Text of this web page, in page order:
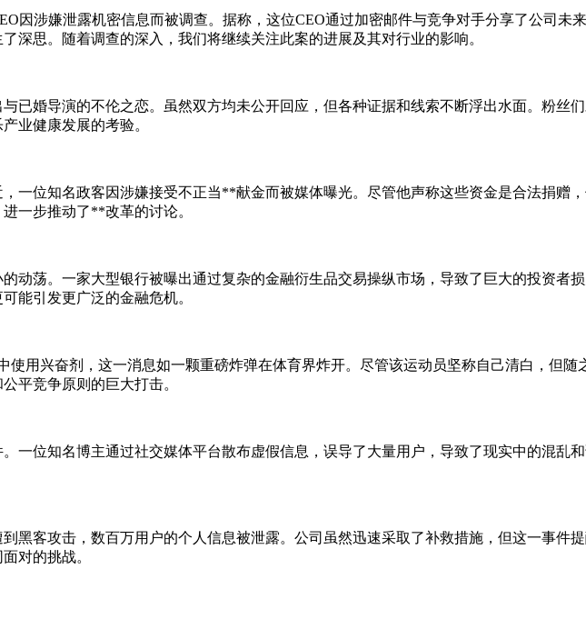
因涉嫌泄露机密信息而被调查。据称，这位CEO通过加密邮件与竞争对手分享了公司未
深思。随着调查的深入，我们将继续关注此案的进展及其对行业的影响。
已婚导演的不伦之恋。虽然双方均未公开回应，但各种证据和线索不断浮出水面。粉丝
业健康发展的考验。
一位知名政客因涉嫌接受不正当**献金而被媒体曝光。尽管他声称这些资金是合法捐赠
一步推动了**改革的讨论。
动荡。一家大型银行被曝出通过复杂的金融衍生品交易操纵市场，导致了巨大的投资者
能引发更广泛的金融危机。
用兴奋剂，这一消息如一颗重磅炸弹在体育界炸开。尽管该运动员坚称自己清白，但随
平竞争原则的巨大打击。
一位知名博主通过社交媒体平台散布虚假信息，误导了大量用户，导致了现实中的混乱
黑客攻击，数百万用户的个人信息被泄露。公司虽然迅速采取了补救措施，但这一事件
对的挑战。